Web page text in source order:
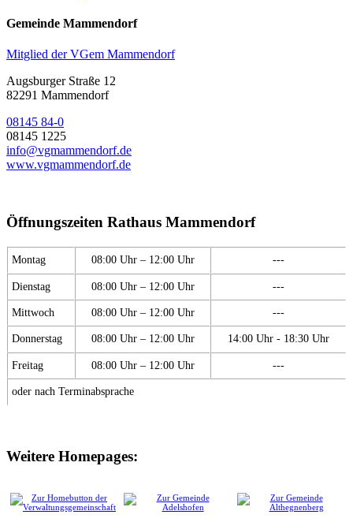
Gemeinde Mammendorf
Mitglied der VGem Mammendorf
Augsburger Straße 12
82291 Mammendorf
08145 84-0
08145 1225
info@vgmammendorf.de
www.vgmammendorf.de
Öffnungszeiten Rathaus Mammendorf
Montag 08:00 Uhr – 12:00 Uhr ---
Dienstag 08:00 Uhr – 12:00 Uhr ---
Mittwoch 08:00 Uhr – 12:00 Uhr ---
Donnerstag 08:00 Uhr – 12:00 Uhr 14:00 Uhr - 18:30 Uhr
Freitag 08:00 Uhr – 12:00 Uhr ---
oder nach Terminabsprache
Weitere Homepages: